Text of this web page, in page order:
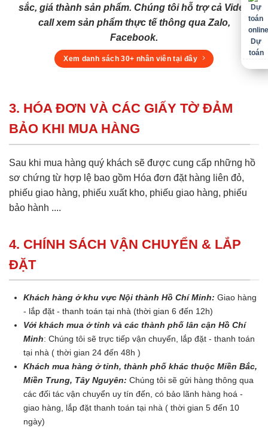
sắc, giá thành sản phẩm. Chúng tôi hỗ trợ cả Video
call xem sản phẩm thực tế thông qua Zalo,
Facebook.
Xem danh sách 30+ nhân viên tại đây
3. HÓA ĐƠN VÀ CÁC GIẤY TỜ ĐẢM
BẢO KHI MUA HÀNG
Sau khi mua hàng quý khách sẽ được cung cấp những hồ
sơ chứng từ hợp lệ bao gồm Hóa đơn đặt hàng liên đỏ,
phiếu giao hàng, phiếu xuất kho, phiếu giao hàng, phiếu
bảo hành ....
4. CHÍNH SÁCH VẬN CHUYỂN & LẮP
ĐẶT
Khách hàng ở khu vực Nội thành Hồ Chí Minh: Giao hàng
- lắp đặt - thanh toán tại nhà (thời gian 6 đến 12h)
Với khách mua ở tỉnh và các thành phố lân cận Hồ Chí
Minh: Chúng tôi sẽ trực tiếp vận chuyển, lắp đặt - thanh toán
tại nhà ( thời gian 24 đến 48h )
Khách mua hàng ở tỉnh, thành phố khác thuộc Miền Bắc,
Miền Trung, Tây Nguyên: Chúng tôi sẽ gửi hàng thông qua
các đối tác vận chuyển uy tín đến, có bảo lãnh hàng hoá -
giao hàng, lắp đặt thanh toán tại nhà ( thời gian 5 đến 10
ngày)
Dự
toán